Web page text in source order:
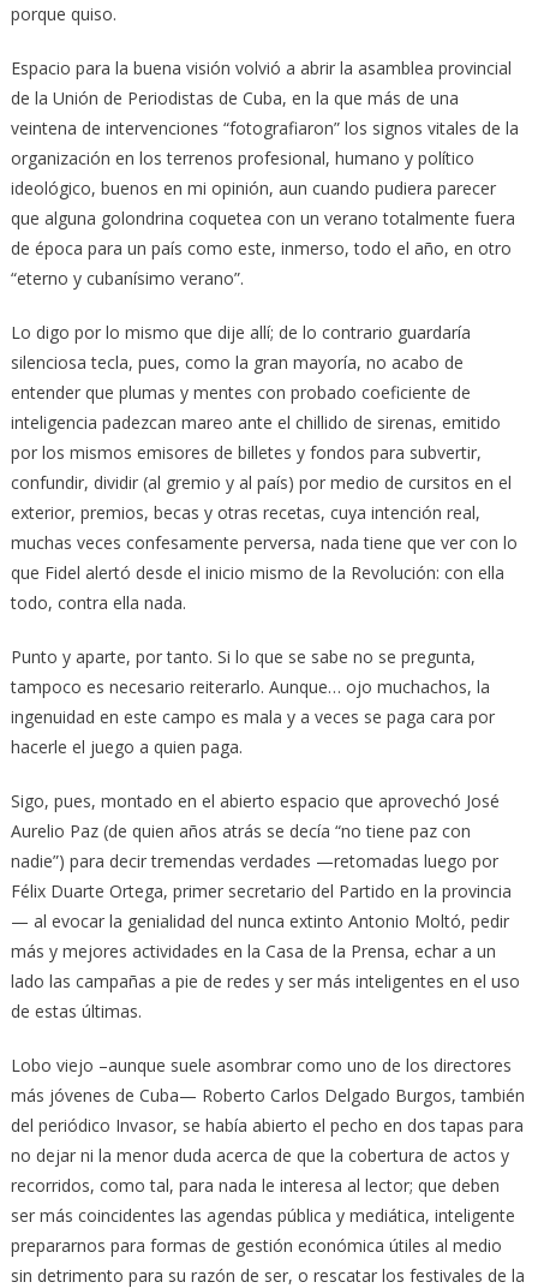
porque quiso.
Espacio para la buena visión volvió a abrir la asamblea provincial
de la Unión de Periodistas de Cuba, en la que más de una
veintena de intervenciones “fotografiaron” los signos vitales de la
organización en los terrenos profesional, humano y político
ideológico, buenos en mi opinión, aun cuando pudiera parecer
que alguna golondrina coquetea con un verano totalmente fuera
de época para un país como este, inmerso, todo el año, en otro
“eterno y cubanísimo verano”.
Lo digo por lo mismo que dije allí; de lo contrario guardaría
silenciosa tecla, pues, como la gran mayoría, no acabo de
entender que plumas y mentes con probado coeficiente de
inteligencia padezcan mareo ante el chillido de sirenas, emitido
por los mismos emisores de billetes y fondos para subvertir,
confundir, dividir (al gremio y al país) por medio de cursitos en el
exterior, premios, becas y otras recetas, cuya intención real,
muchas veces confesamente perversa, nada tiene que ver con lo
que Fidel alertó desde el inicio mismo de la Revolución: con ella
todo, contra ella nada.
Punto y aparte, por tanto. Si lo que se sabe no se pregunta,
tampoco es necesario reiterarlo. Aunque… ojo muchachos, la
ingenuidad en este campo es mala y a veces se paga cara por
hacerle el juego a quien paga.
Sigo, pues, montado en el abierto espacio que aprovechó José
Aurelio Paz (de quien años atrás se decía “no tiene paz con
nadie”) para decir tremendas verdades —retomadas luego por
Félix Duarte Ortega, primer secretario del Partido en la provincia
— al evocar la genialidad del nunca extinto Antonio Moltó, pedir
más y mejores actividades en la Casa de la Prensa, echar a un
lado las campañas a pie de redes y ser más inteligentes en el uso
de estas últimas.
Lobo viejo –aunque suele asombrar como uno de los directores
más jóvenes de Cuba— Roberto Carlos Delgado Burgos, también
del periódico Invasor, se había abierto el pecho en dos tapas para
no dejar ni la menor duda acerca de que la cobertura de actos y
recorridos, como tal, para nada le interesa al lector; que deben
ser más coincidentes las agendas pública y mediática, inteligente
prepararnos para formas de gestión económica útiles al medio
sin detrimento para su razón de ser, o rescatar los festivales de la